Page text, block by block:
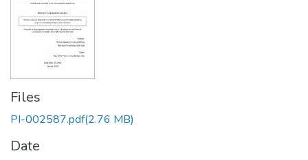
Files
PI-002587.pdf(2.76 MB)
Date